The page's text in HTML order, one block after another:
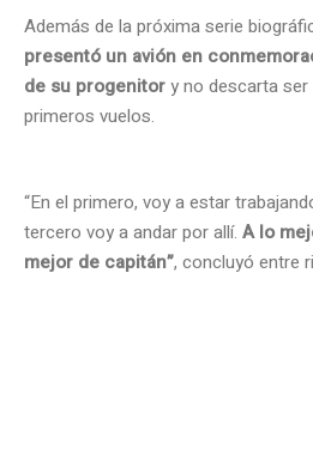
Además de la próxima serie
presentó un avión en
de su progenitory no descarta
primeros vuelos.
“En el primero, voy a estar
tercero voy a andar por allí. A lo
mejor de capitán”, concluyó entre